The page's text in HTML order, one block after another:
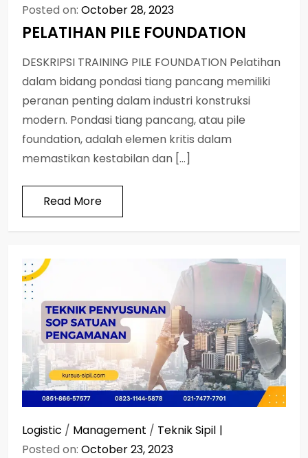
Posted on: October 28, 2023
PELATIHAN PILE FOUNDATION
DESKRIPSI TRAINING PILE FOUNDATION Pelatihan
dalam bidang pondasi tiang pancang memiliki
peranan penting dalam industri konstruksi
modern. Pondasi tiang pancang, atau pile
foundation, adalah elemen kritis dalam
memastikan kestabilan dan […]
Read More
Logistic / Management / Teknik Sipil
Posted on: October 23, 2023